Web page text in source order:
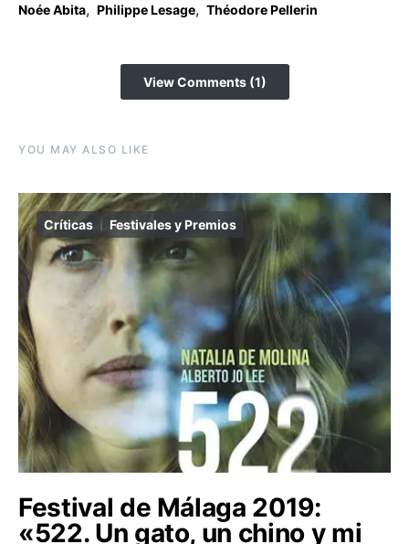
Noée Abita, Philippe Lesage, Théodore Pellerin
View Comments (1)
YOU MAY ALSO LIKE
Críticas Festivales y Premios
Festival de Málaga 2019:
«522. Un gato, un chino y mi